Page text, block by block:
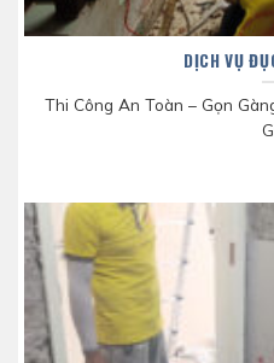
DỊCH VỤ
Thi Công An Toàn – Gọn